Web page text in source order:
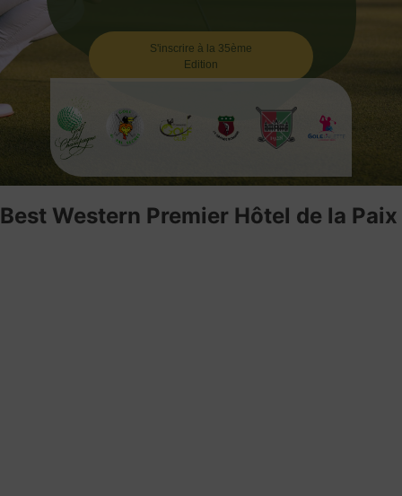
S'inscrire à la 35ème
Edition
Best Western Premier Hôtel de la Paix